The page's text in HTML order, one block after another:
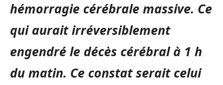
hémorragie cérébrale massive. Ce
qui aurait irréversiblement
engendré le décès cérébral à 1 h
du matin. Ce constat serait celui